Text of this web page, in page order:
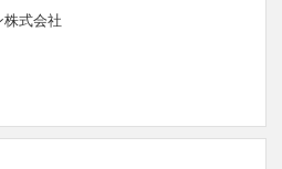
株式会社